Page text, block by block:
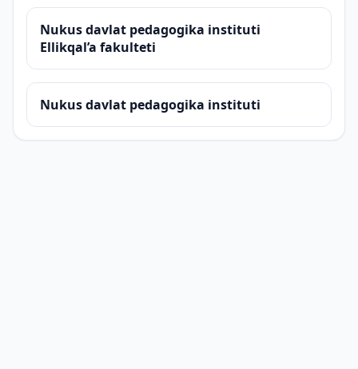
Nukus davlat pedagogika instituti
Ellikqal’a fakulteti
Nukus davlat pedagogika instituti